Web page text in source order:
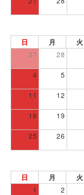
日 月 火
27
28
4 5
11 12
18 19
25 26
日 月 火
1
2